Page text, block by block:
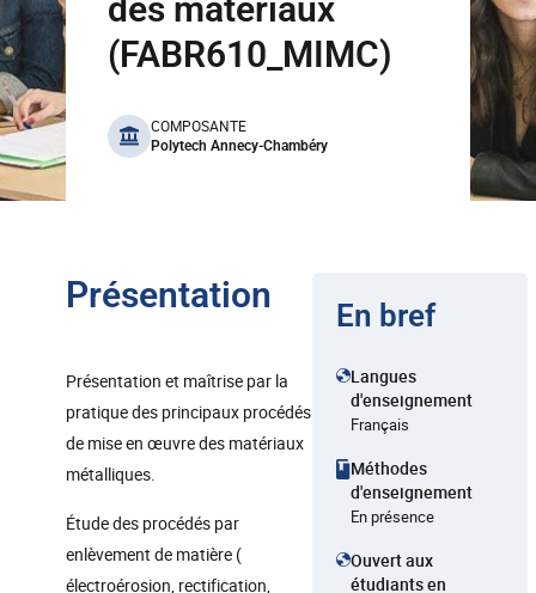
des matériaux
(FABR610_MIMC)
benefits
COMPOSANTE
Polytech Annecy-Chambéry
Présentation
Présentation et maîtrise par la
pratique des principaux procédés
de mise en œuvre des matériaux
métalliques.
Étude des procédés par
enlèvement de matière (
électroérosion, rectification,
En bref
Langues
d'enseignement
Français
Méthodes
d'enseignement
En présence
Ouvert aux
étudiants en